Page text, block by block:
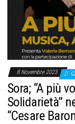
8 Novembre 2023 0
Sora; “A più
Solidarietà”
“Cesare